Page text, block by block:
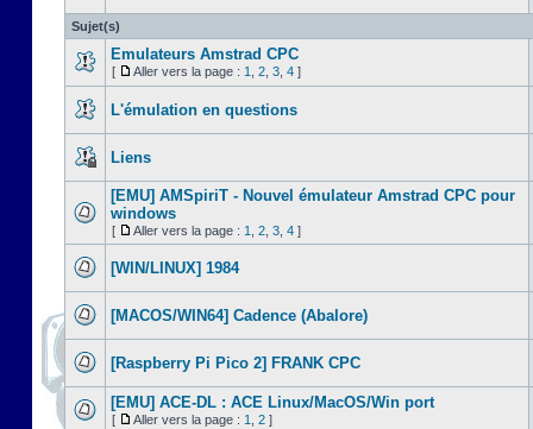
Sujet(s)
Emulateurs Amstrad CPC
[ Aller vers la page : 1 2 3 4 ]
L'émulation en questions
Liens
[EMU] AMSpiriT - Nouvel émulateur Amstrad CPC pour
windows
[ Aller vers la page : 1 2 3 4 ]
[WIN/LINUX] 1984
[MACOS/WIN64] Cadence (Abalore)
[Raspberry Pi Pico 2] FRANK CPC
[EMU] ACE-DL : ACE Linux/MacOS/Win port
[ Aller vers la page : 1 2 ]